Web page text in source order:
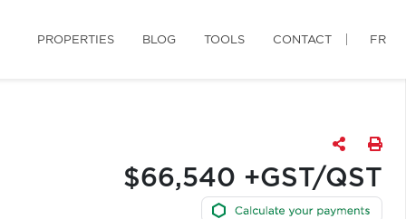
PROPERTIES BLOG TOOLS CONTACT FR
$66,540 +GST/QST